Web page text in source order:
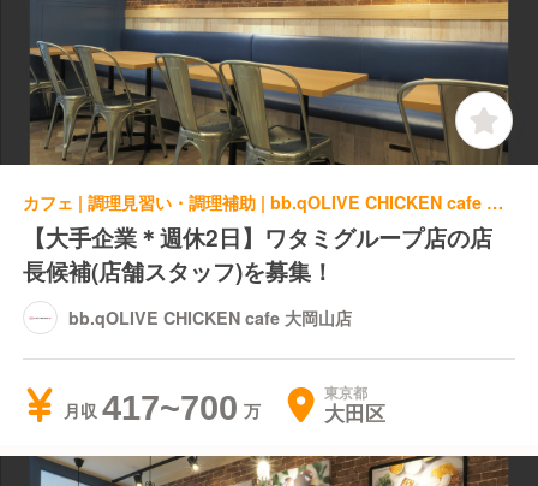
カフェ | 調理見習い・調理補助 | bb.qOLIVE CHICKEN cafe 大岡山店
【大手企業＊週休2日】ワタミグループ店の店
長候補(店舗スタッフ)を募集！
bb.qOLIVE CHICKEN cafe 大岡山店
月収 417~700 東京都
大田区